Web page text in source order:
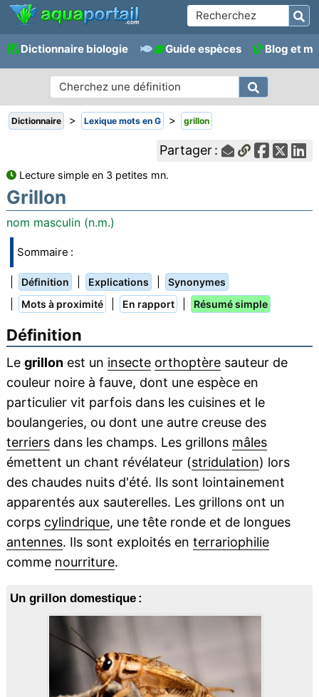
Dictionnaire biologie Guide espèces Blog et
Dictionnaire > Lexique mots en G > grillon
Partager :
Lecture simple en 3 petites mn.
Grillon
nom masculin (n.m.)
Sommaire :
Définition Explications Synonymes
Mots à proximité En rapport Résumé simple
Définition
Le grillonest un insecte orthoptèresauteur de
couleur noire à fauve, dont une espèce en
particulier vit parfois dans les cuisines et le
boulangeries, ou dont une autre creuse des
terriersdans les champs. Les grillons mâles
émettent un chant révélateur (stridulation) lors
des chaudes nuits d'été. Ils sont lointainement
apparentés aux sauterelles. Les grillons ont un
corps cylindrique, une tête ronde et de longues
antennes. Ils sont exploités en terrariophilie
comme nourriture.
Un grillon domestique :